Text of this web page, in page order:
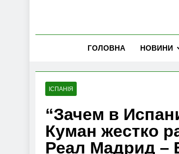
ГОЛОВНА НОВИНИ
ІСПАНІЯ
“Зачем в
Куман жестко
Реал Мадрид –